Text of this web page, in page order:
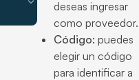
deseas ingresar
como proveedor.
Código: puedes
elegir un código
para identificar a